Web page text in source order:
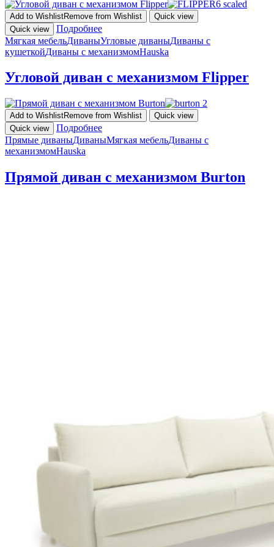
Add to WishlistRemove from Wishlist
Quick view
Quick view
Подробнее
Мягкая мебельДиваныУгловые диваныДиваны с
кушеткойДиваны с механизмомHauska
Угловой диван с механизмом Flipper
Add to WishlistRemove from Wishlist
Quick view
Quick view
Подробнее
Прямые диваныДиваныМягкая мебельДиваны с
механизмомHauska
Прямой диван с механизмом Burton